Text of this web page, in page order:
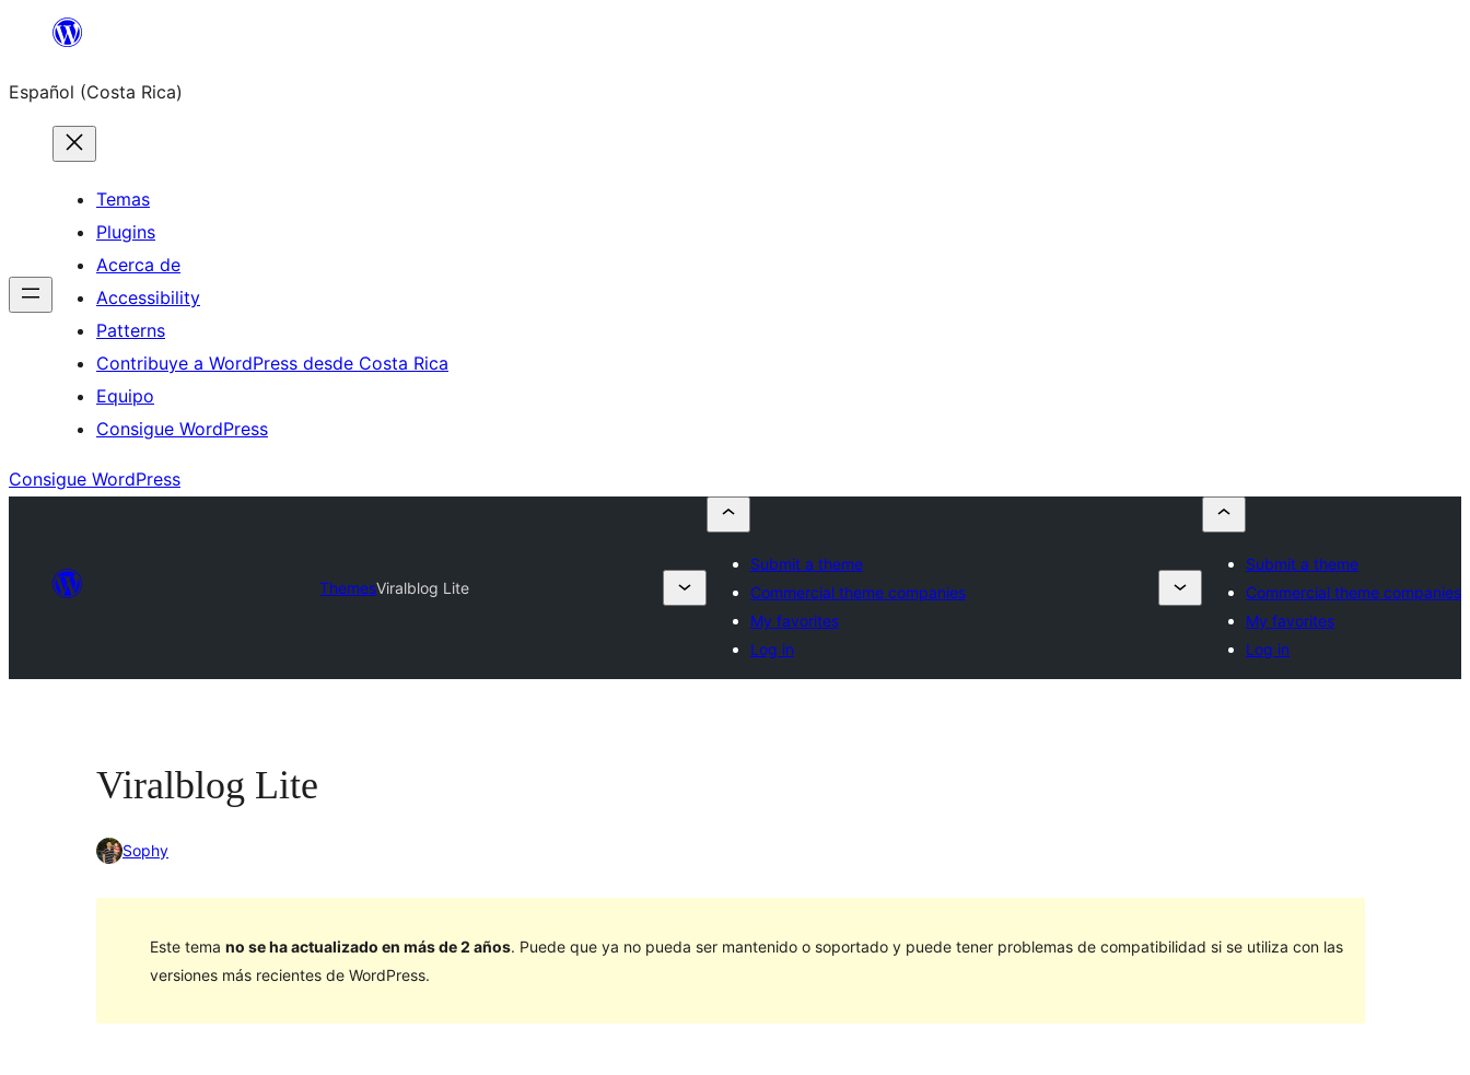
Saltar
contenido
Español (Costa Rica)
Temas
Plugins
Acerca de
Accessibility
Patterns
Contribuye a WordPress desde Costa Rica
Equipo
Consigue WordPress
Consigue WordPress
ThemesViralblog Lite
Submit a theme
Commercial theme companies
My favorites
Log in
Submit a theme
Commercial theme companies
My favorites
Log in
Viralblog Lite
Sophy
Este tema no se ha actualizado en más de 2 años. Puede que ya no pueda ser mantenido o soportado y puede tener problemas de compatibilidad si se utiliza con las
versiones más recientes de WordPress.